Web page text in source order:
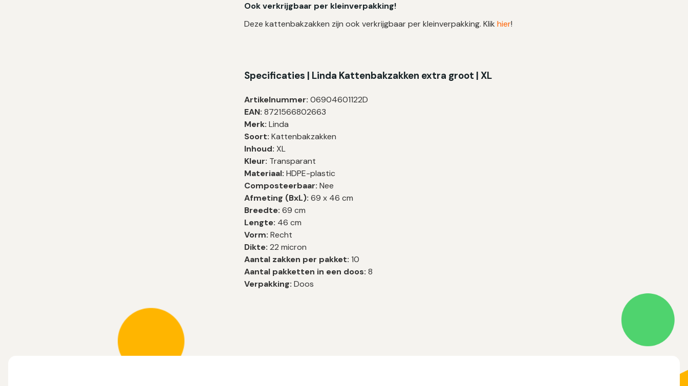
Ook verkrijgbaar per kleinverpakking!
Deze kattenbakzakken zijn ook verkrijgbaar per kleinverpakking. Klikhier!
Specificaties | Linda Kattenbakzakken extra groot | XL
Artikelnummer: 06904601122D
EAN: 8721566802663
Merk: Linda
Soort: Kattenbakzakken
Inhoud:XL
Kleur: Transparant
Materiaal:HDPE-plastic
Composteerbaar:Nee
Afmeting (BxL): 69 x 46 cm
Breedte: 69 cm
Lengte: 46 cm
Vorm: Recht
Dikte: 22 micron
Aantal zakken per pakket: 10
Aantal pakketten in een doos:8
Verpakking: Doos